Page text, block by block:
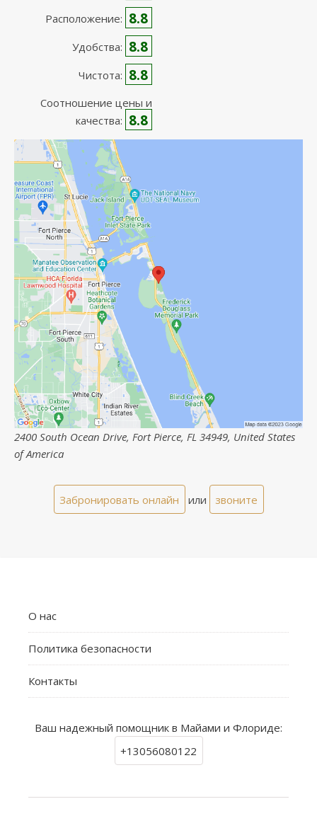
Расположение: 8.8
Удобства: 8.8
Чистота: 8.8
Соотношение цены и
качества: 8.8
2400 South Ocean Drive, Fort Pierce, FL 34949, United States
of America
Забронировать онлайн или звоните
О нас
Политика безопасности
Контакты
Ваш надежный помощник в Майами и Флориде:
+13056080122